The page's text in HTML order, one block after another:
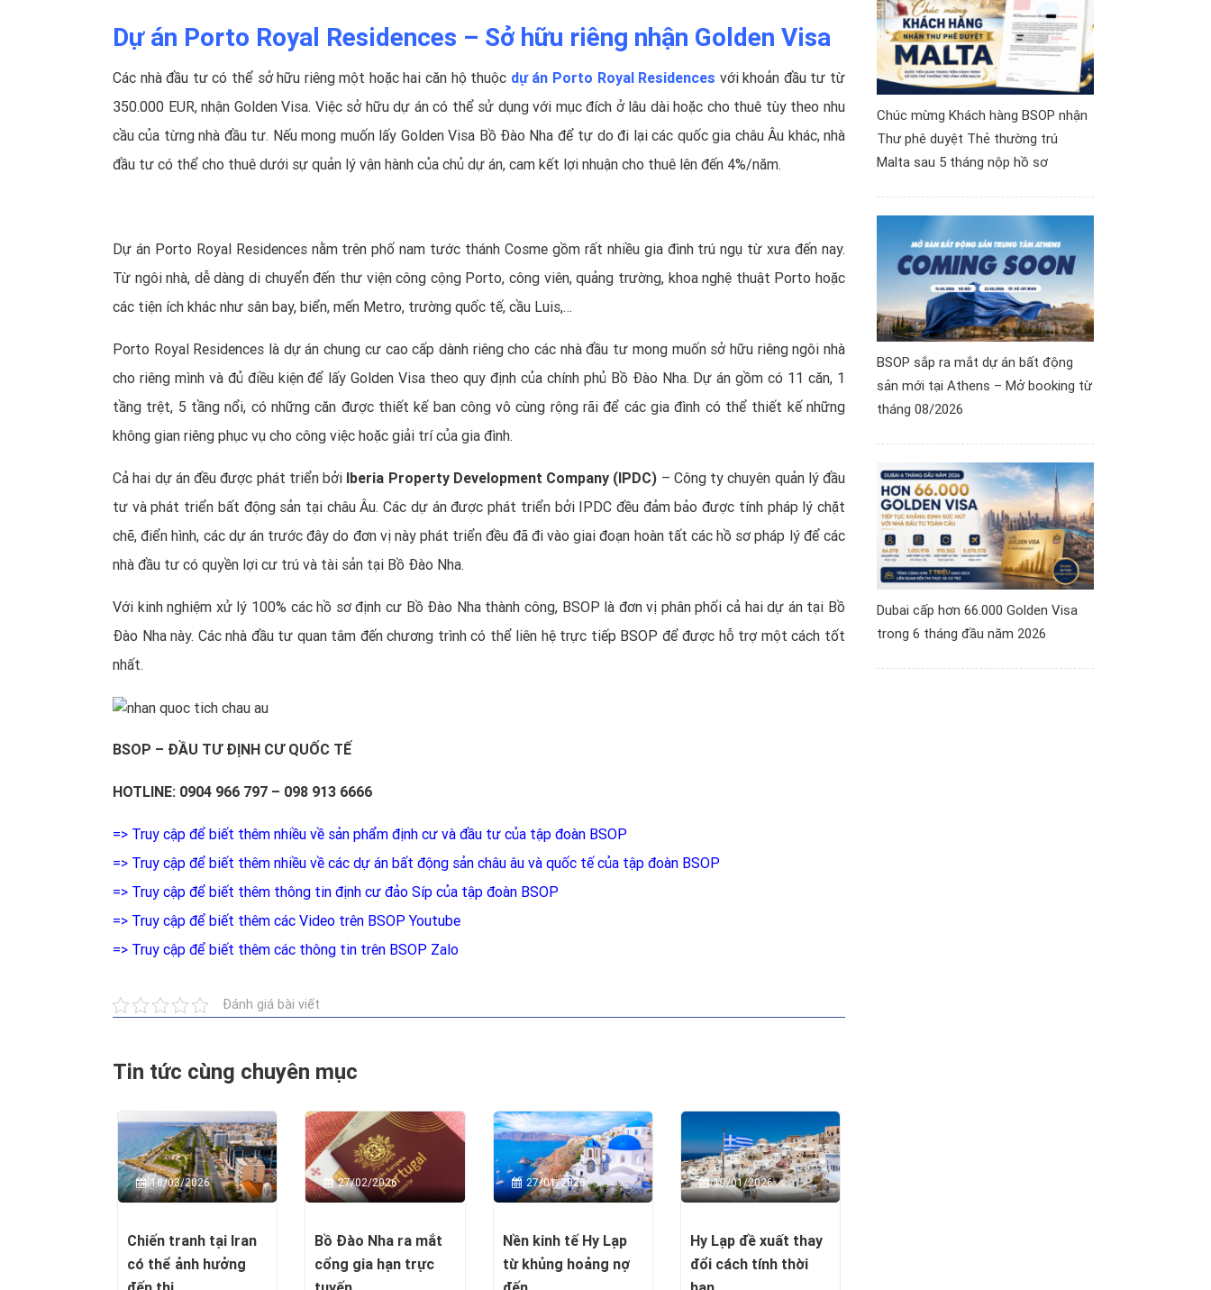
Dự án Porto Royal Residences – Sở hữu riêng nhận Golden Visa
Các nhà đầu tư có thể sở hữu riêng một hoặc hai căn hộ thuộc dự án Porto Royal Residences với khoản đầu tư từ
350.000 EUR, nhận Golden Visa. Việc sở hữu dự án có thể sử dụng với mục đích ở lâu dài hoặc cho thuê tùy theo nhu
cầu của từng nhà đầu tư. Nếu mong muốn lấy Golden Visa Bồ Đào Nha để tự do đi lại các quốc gia châu Âu khác, nhà
đầu tư có thể cho thuê dưới sự quản lý vận hành của chủ dự án, cam kết lợi nhuận cho thuê lên đến 4%/năm.
Dự án Porto Royal Residences nằm trên phố nam tước thánh Cosme gồm rất nhiều gia đình trú ngụ từ xưa đến nay.
Từ ngôi nhà, dễ dàng di chuyển đến thư viện công cộng Porto, công viên, quảng trường, khoa nghệ thuật Porto hoặc
các tiện ích khác như sân bay, biển, mến Metro, trường quốc tế, cầu Luis,…
Porto Royal Residences là dự án chung cư cao cấp dành riêng cho các nhà đầu tư mong muốn sở hữu riêng ngôi nhà
cho riêng mình và đủ điều kiện để lấy Golden Visa theo quy định của chính phủ Bồ Đào Nha. Dự án gồm có 11 căn, 1
tầng trệt, 5 tầng nổi, có những căn được thiết kế ban công vô cùng rộng rãi để các gia đình có thể thiết kế những
không gian riêng phục vụ cho công việc hoặc giải trí của gia đình.
Cả hai dự án đều được phát triển bởi Iberia Property Development Company (IPDC) – Công ty chuyên quản lý đầu
tư và phát triển bất động sản tại châu Âu. Các dự án được phát triển bởi IPDC đều đảm bảo được tính pháp lý chặt
chẽ, điển hình, các dự án trước đây do đơn vị này phát triển đều đã đi vào giai đoạn hoàn tất các hồ sơ pháp lý để các
nhà đầu tư có quyền lợi cư trú và tài sản tại Bồ Đào Nha.
Với kinh nghiệm xử lý 100% các hồ sơđịnh cư Bồ Đào Nhathành công, BSOP là đơn vị phân phối cả hai dự án tại Bồ
Đào Nha này. Các nhà đầu tư quan tâm đến chương trình có thể liên hệ trực tiếp BSOP để được hỗ trợ một cách tốt
nhất.
BSOP – ĐẦU TƯ ĐỊNH CƯ QUỐC TẾ
HOTLINE: 0904 966 797 – 098 913 6666
=> Truy cập để biết thêm nhiều về sản phẩm định cư và đầu tư của tập đoàn BSOP
=> Truy cập để biết thêm nhiều về các dự án bất động sản châu âu và quốc tế của tập đoàn BSOP
=> Truy cập để biết thêm thông tin định cư đảo Síp của tập đoàn BSOP
=> Truy cập để biết thêm các Video trên BSOP Youtube
=> Truy cập để biết thêm các thông tin trên BSOP Zalo
Đánh giá bài viết
Tin tức cùng chuyên mục
18/03/2026
Chiến tranh tại Iran
có thể ảnh hưởng
27/02/2026
Bồ Đào Nha ra mắt
cổng gia hạn trực
27/01/2026
Nền kinh tế Hy Lạp
từ khủng hoảng nợ
19/01/2026
Hy Lạp đề xuất thay
đổi cách tính thời
Chúc mừng Khách hàng BSOP nhận
Thư phê duyệt Thẻ thường trú
Malta sau 5 tháng nộp hồ sơ
BSOP sắp ra mắt dự án bất động
sản mới tại Athens – Mở booking từ
tháng 08/2026
Dubai cấp hơn 66.000 Golden Visa
trong 6 tháng đầu năm 2026